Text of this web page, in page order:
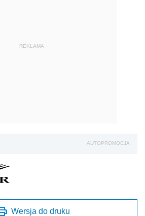
REKLAMA
AUTOPROMOCJA
Wersja do druku